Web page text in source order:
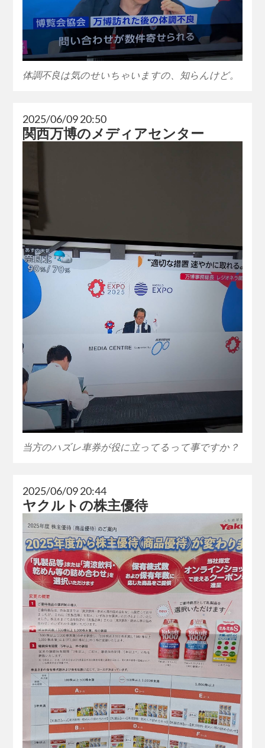
体調不良は気のせいちゃいますの、知らんけど。
2025/06/09 20:50
関西万博のメディアセンター
当方のハズレ車券が役に立ってるって事ですか？
2025/06/09 20:44
ヤクルトの株主優待